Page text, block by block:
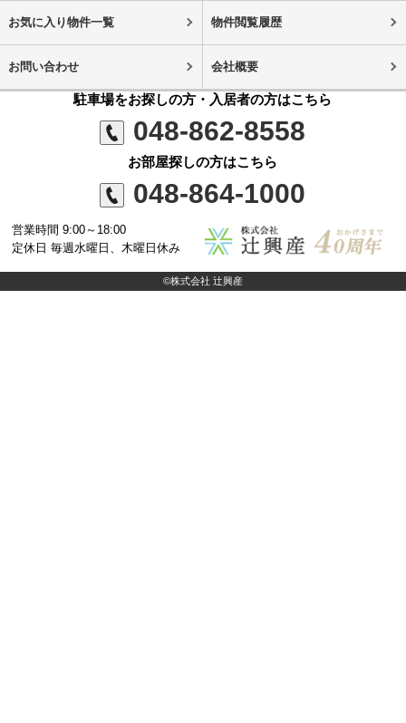
お気に入り物件一覧 物件閲覧履歴
お問い合わせ 会社概要
駐車場をお探しの方・入居者の方はこちら
048-862-8558
お部屋探しの方はこちら
048-864-1000
営業時間 9:00～18:00
定休日 毎週水曜日、木曜日休み
©株式会社 辻興産